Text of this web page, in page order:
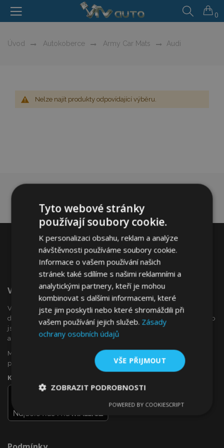
0
Úvod Autokoberce Army Car Mats Audi
Nelze najít produkty odpovídající výběru.
Vítejte Na VTVauto.cz
VTVauto je maloobchodním prodejcem a velkoobchodním
dodavatelem autopříslušenství a autodoplňků v Evropě, jako
jsou např .: ozdobné kryty kol (poklice), okenní deflektory,
autopotahy, autorohože, chromové kryty a rámy, ...
Máte zájem o dropshipping, nebo se chcete stát naším
partnerem?
Kontaktujte nás ještě dnes!
Tyto webové stránky
používají soubory cookie.
K personalizaci obsahu, reklam a analýze
návštěvnosti používáme soubory cookie.
Informace o vašem používání našich
stránek také sdílíme s našimi reklamními a
analytickými partnery, kteří je mohou
kombinovat s dalšími informacemi, které
jste jim poskytli nebo které shromáždili při
vašem používání jejich služeb. Zásady
ochrany osobních údajů
VŠE PŘIJMOUT
ZOBRAZIT PODROBNOSTI
nutné
Výkonové
soubory
Soubory
POWERED BY COOKIESCRIPT